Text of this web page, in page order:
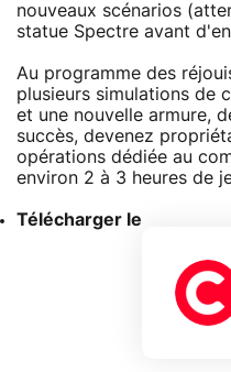
nouveaux scénarios
statue Spectre avant
Au programme des
plusieurs simulations de
et une nouvelle armure,
succès, devenez
opérations dédiée au
environ 2 à 3 heures de
Télécharger le